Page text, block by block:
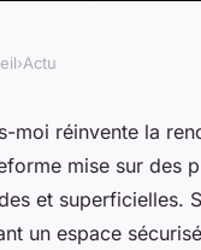
›Actu
moi réinvente la
mise sur des
et superficielles.
un espace